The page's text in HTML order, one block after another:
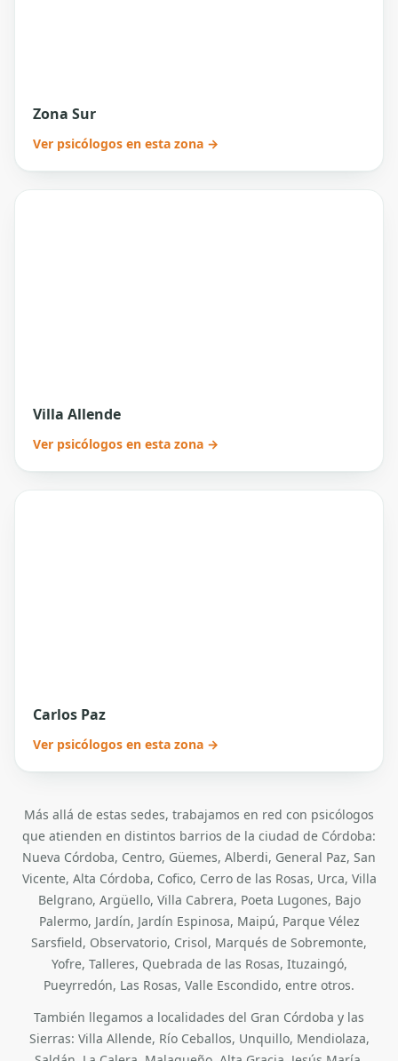
Zona Sur
Ver psicólogos en esta zona →
Villa Allende
Ver psicólogos en esta zona →
Carlos Paz
Ver psicólogos en esta zona →
Más allá de estas sedes, trabajamos en red con psicólogos
que atienden en distintos barrios de la ciudad de Córdoba:
Nueva Córdoba, Centro, Güemes, Alberdi, General Paz, San
Vicente, Alta Córdoba, Cofico, Cerro de las Rosas, Urca, Villa
Belgrano, Argüello, Villa Cabrera, Poeta Lugones, Bajo
Palermo, Jardín, Jardín Espinosa, Maipú, Parque Vélez
Sarsfield, Observatorio, Crisol, Marqués de Sobremonte,
Yofre, Talleres, Quebrada de las Rosas, Ituzaingó,
Pueyrredón, Las Rosas, Valle Escondido, entre otros.
También llegamos a localidades del Gran Córdoba y las
Sierras: Villa Allende, Río Ceballos, Unquillo, Mendiolaza,